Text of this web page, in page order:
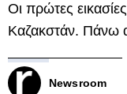
Οι πρώτες
Καζακστάν. Πάνω
Newsroom